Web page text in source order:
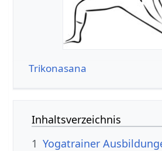
Trikonasana
Inhaltsverzeichnis
1 Yogatrainer